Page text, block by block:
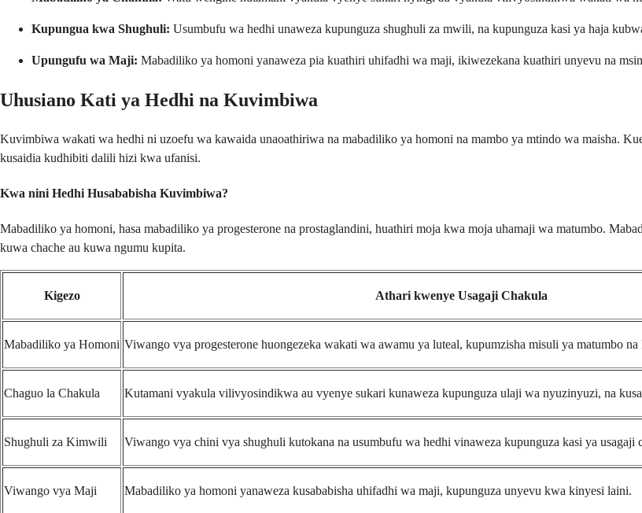
Kupungua kwa Shughuli: Usumbufu wa hedhi unaweza kupunguza shughuli za mwili, na kupunguza kasi ya haja
Upungufu wa Maji: Mabadiliko ya homoni yanaweza pia kuathiri uhifadhi wa maji, ikiwezekana kuathiri unyevu na
Uhusiano Kati ya Hedhi na Kuvimbiwa
Kuvimbiwa wakati wa hedhi ni uzoefu wa kawaida unaoathiriwa na mabadiliko ya homoni na mambo ya mtindo wa maisha.
kusaidia kudhibiti dalili hizi kwa ufanisi.
Kwa nini Hedhi Husababisha Kuvimbiwa?
Mabadiliko ya homoni, hasa mabadiliko ya progesterone na prostaglandini, huathiri moja kwa moja uhamaji wa matumbo.
kuwa chache au kuwa ngumu kupita.
Kigezo Athari kwenye Usagaji Chakula
Mabadiliko ya Homoni Viwango vya progesterone huongezeka wakati wa awamu ya luteal, kupumzisha misuli ya matumbo
Chaguo la Chakula Kutamani vyakula vilivyosindikwa au vyenye sukari kunaweza kupunguza ulaji wa nyuzinyuzi, na
Shughuli za Kimwili Viwango vya chini vya shughuli kutokana na usumbufu wa hedhi vinaweza kupunguza kasi ya usagaji
Viwango vya Maji Mabadiliko ya homoni yanaweza kusababisha uhifadhi wa maji, kupunguza unyevu kwa kinyesi laini.